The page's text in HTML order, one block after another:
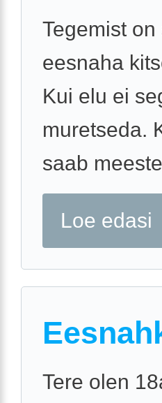
Tegemist
eesnaha
Kui elu ei
muretseda.
saab
Loe edasi
Tere olen